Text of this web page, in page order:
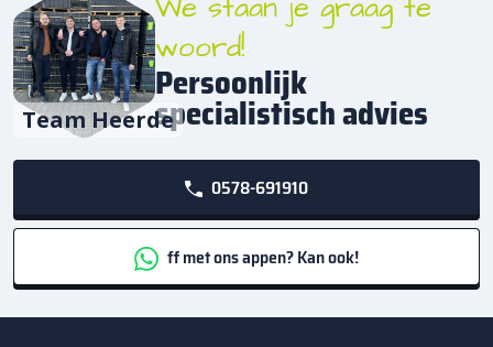
Team Heerde
woord!
Persoonlijk
specialistisch advies
0578-691910
ff met ons appen? Kan ook!